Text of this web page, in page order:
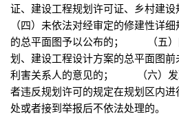
证、建设工程规划许可证、乡村
（四）未依法对经审定的修建性详
的总平面图予以公布的； （五）
划、建设工程设计方案的总平面图
利害关系人的意见的； （六）发
者违反规划许可的规定在规划区内
处或者接到举报后不依法处理的